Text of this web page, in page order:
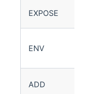
EXPOSE
ENV
ADD